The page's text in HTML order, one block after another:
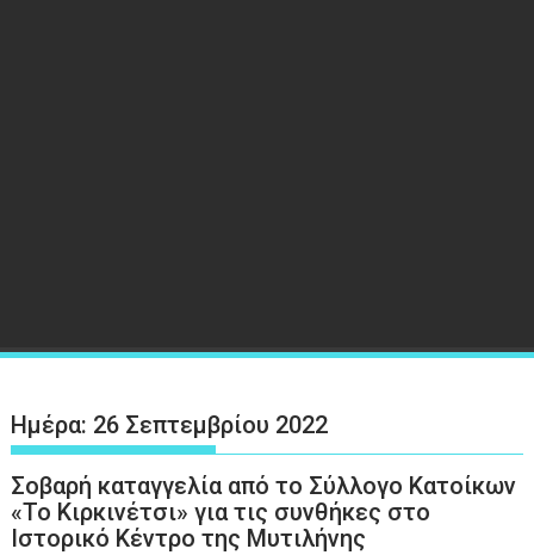
Ημέρα: 26 Σεπτεμβρίου 2022
Σοβαρή καταγγελία από το Σύλλογο Κατοίκων
«Το Κιρκινέτσι» για τις συνθήκες στο
Ιστορικό Κέντρο της Μυτιλήνης